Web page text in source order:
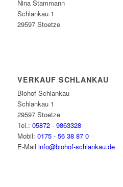
Nina Stammann
Schlankau 1
29597 Stoetze
VERKAUF SCHLANKAU
Biohof Schlankau
Schlankau 1
29597 Stoetze
Tel.: 05872 - 9863328
Mobil: 0175 - 56 38 87 0
E-Mail info@biohof-schlankau.de